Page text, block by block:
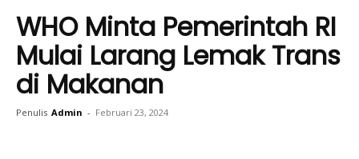
WHO Minta Pemerintah RI
Mulai Larang Lemak Trans
di Makanan
Penulis Admin - Februari 23, 2024